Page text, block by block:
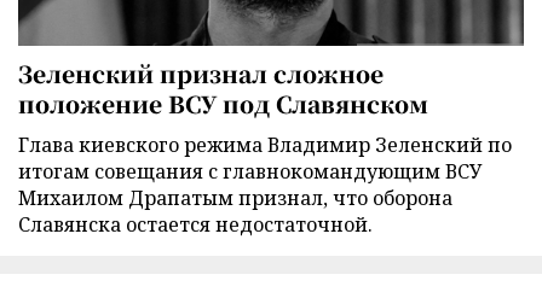
Зеленский признал сложное
положение ВСУ под Славянском
Глава киевского режима Владимир Зеленский по
итогам совещания с главнокомандующим ВСУ
Михаилом Драпатым признал, что оборона
Славянска остается недостаточной.